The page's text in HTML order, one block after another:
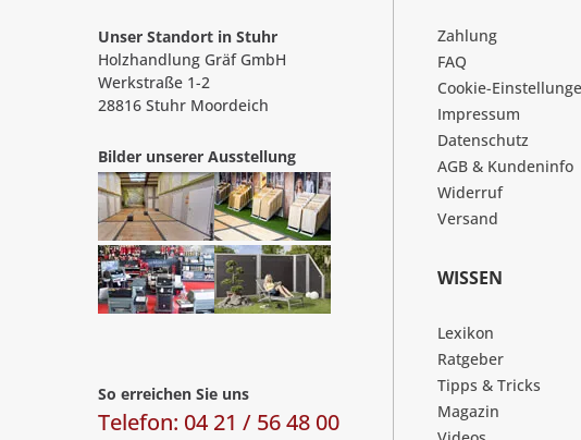
Unser Standort in Stuhr
Holzhandlung Gräf GmbH
Werkstraße 1-2
28816 Stuhr Moordeich
Bilder unserer Ausstellung
So erreichen Sie uns
Telefon: 04 21 / 56 48 00
Zahlung
FAQ
Cookie-
Impressum
Datenschutz
AGB & Kundeninfo
Widerruf
Versand
WISSEN
Lexikon
Ratgeber
Tipps & Tricks
Magazin